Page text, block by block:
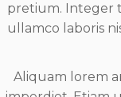
pretium. Integer
ullamco laboris
Aliquam lorem